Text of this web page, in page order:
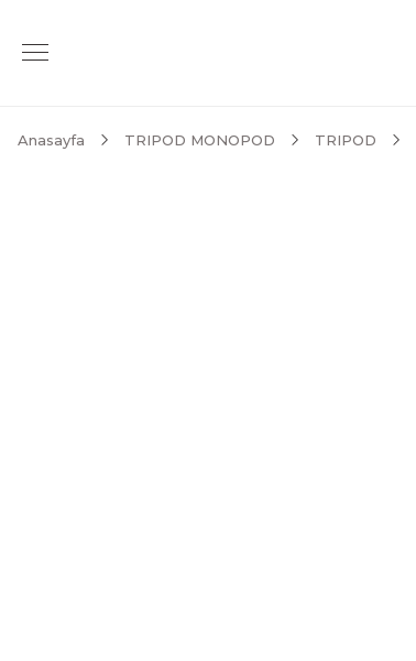
Anasayfa TRIPOD MONOPOD TRIPOD